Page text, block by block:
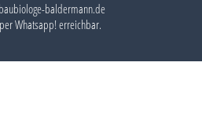
baldermann.de
Whatsapp!erreichbar.